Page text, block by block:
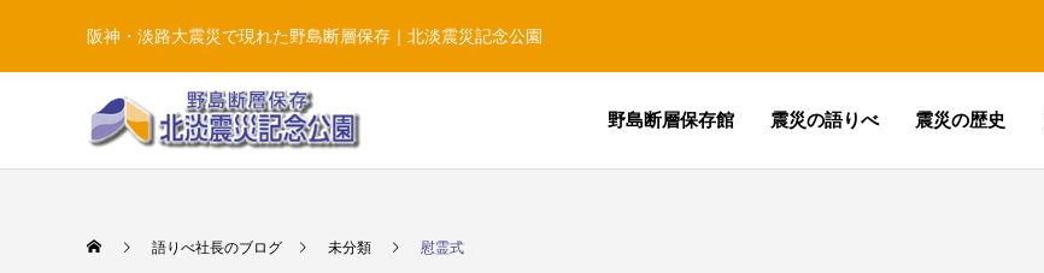
阪神・淡路大震災で現れた野島断層保存｜北淡震災記念公園
野島断層保存館 震災の語りべ 震災の歴史
語りべ社長のブログ 未分類 慰霊式